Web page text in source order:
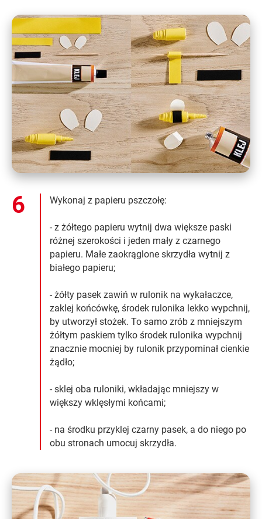
Wykonaj z papieru pszczołę:
- z żółtego papieru wytnij dwa większe paski
różnej szerokości i jeden mały z czarnego
papieru. Małe zaokrąglone skrzydła wytnij z
białego papieru;
- żółty pasek zawiń w rulonik na wykałaczce,
zaklej końcówkę, środek rulonika lekko wypchnij,
by utworzył stożek. To samo zrób z mniejszym
żółtym paskiem tylko środek rulonika wypchnij
znacznie mocniej by rulonik przypominał cienkie
żądło;
- sklej oba ruloniki, wkładając mniejszy w
większy wklęsłymi końcami;
- na środku przyklej czarny pasek, a do niego po
obu stronach umocuj skrzydła.